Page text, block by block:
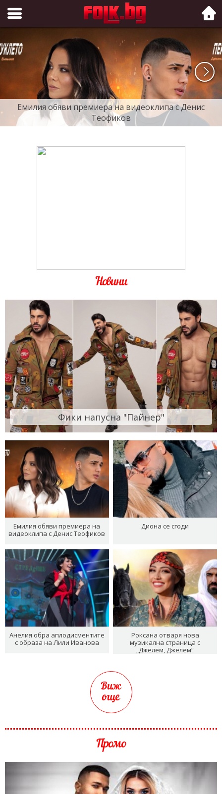
Folk.bg
Емилия обяви премиера на видеоклипа с Денис
Теофиков
Новини
Фики напусна "Пайнер"
Емилия обяви премиера на
видеоклипа с Денис Теофиков
Диона се сгоди
Анелия обра аплодисментите
с образа на Лили Иванова
Роксана отваря нова
музикална страница с
„Джелем, Джелем“
Виж
още
Промо